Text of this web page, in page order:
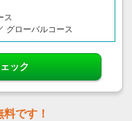
ス
グローバルコース
ック
料です！